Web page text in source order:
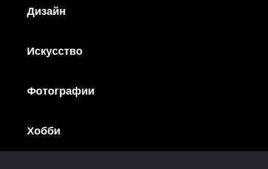
Дизайн
Искусство
Фотографии
Хобби